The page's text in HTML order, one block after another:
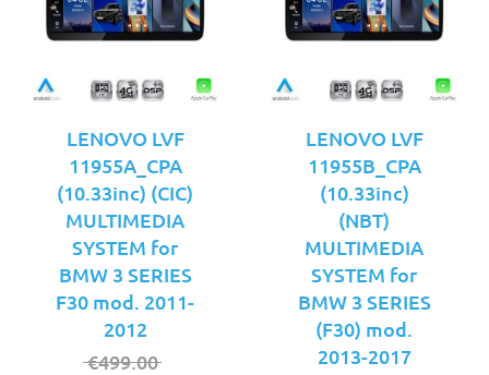
LENOVO LVF
11955A_CPA
(10.33inc) (CIC)
MULTIMEDIA
SYSTEM for
BMW 3 SERIES
F30 mod. 2011-
2012
€499.00
LENOVO LVF
11955B_CPA
(10.33inc)
(NBT)
MULTIMEDIA
SYSTEM for
BMW 3 SERIES
(F30) mod.
2013-2017